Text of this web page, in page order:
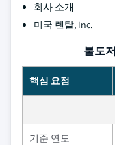
회사 소개
미국 렌탈, Inc.
불도
핵심 요점
기준 연도